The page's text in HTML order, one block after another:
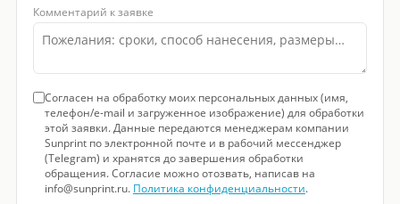
Комментарий к заявке
Согласен на обработку моих персональных данных (имя,
телефон/e-mail и загруженное изображение) для обработки
этой заявки. Данные передаются менеджерам компании
Sunprint по электронной почте и в рабочий мессенджер
(Telegram) и хранятся до завершения обработки
обращения. Согласие можно отозвать, написав на
info@sunprint.ru. Политика конфиденциальности.